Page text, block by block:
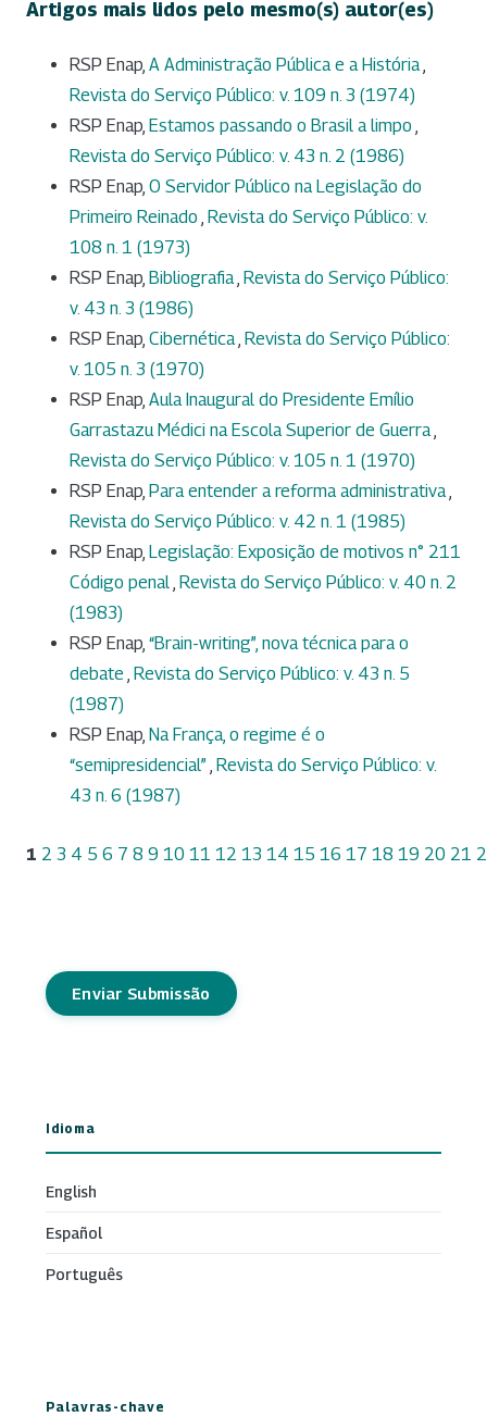
Artigos mais lidos pelo mesmo(s) autor(es)
RSP Enap, A Administração Pública e a História,
Revista do Serviço Público: v. 109 n. 3 (1974)
RSP Enap, Estamos passando o Brasil a limpo ,
Revista do Serviço Público: v. 43 n. 2 (1986)
RSP Enap, O Servidor Público na Legislação do
Primeiro Reinado , Revista do Serviço Público: v.
108 n. 1 (1973)
RSP Enap, Bibliografia, Revista do Serviço Público:
v. 43 n. 3 (1986)
RSP Enap, Cibernética, Revista do Serviço Público:
v. 105 n. 3 (1970)
RSP Enap, Aula Inaugural do Presidente Emílio
Garrastazu Médici na Escola Superior de Guerra,
Revista do Serviço Público: v. 105 n. 1 (1970)
RSP Enap, Para entender a reforma administrativa,
Revista do Serviço Público: v. 42 n. 1 (1985)
RSP Enap, Legislação: Exposição de motivos n° 211
Código penal, Revista do Serviço Público: v. 40 n. 2
(1983)
RSP Enap, “Brain-writing”, nova técnica para o
debate , Revista do Serviço Público: v. 43 n. 5
(1987)
RSP Enap, Na França, o regime é o
“semipresidencial” , Revista do Serviço Público: v.
43 n. 6 (1987)
1 2 3 4 5 6 7 8 9 10 11 12 13 14 15 16 17 18 19 20 21
Enviar Submissão
Idioma
English
Español
Português
Palavras-chave